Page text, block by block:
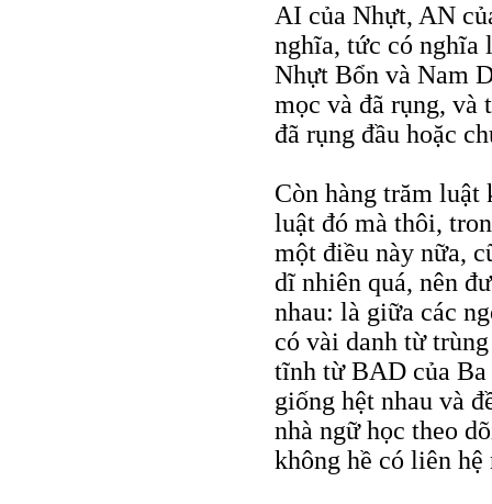
AI của Nhựt, AN
nghĩa, tức có
Nhựt Bổn và Nam
mọc và đã rụng, và
đã rụng đầu hoặc
Còn hàng trăm luật
luật đó mà thôi,
một điều này nữa,
dĩ nhiên quá, nên
nhau: là giữa các
có vài danh từ
tĩnh từ BAD của
giống hệt nhau và
nhà ngữ học theo
không hề có liên